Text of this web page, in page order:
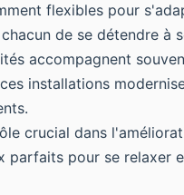
flexibles pour
de se détendre à
accompagnent
installations
crucial dans
pour se relaxer